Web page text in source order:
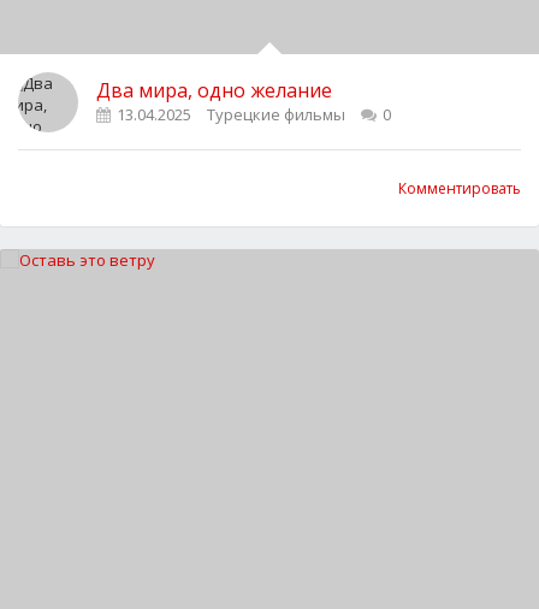
Два мира, одно желание
13.04.2025 Турецкие фильмы 0
Комментировать